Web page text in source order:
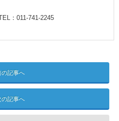
：011-741-2245
の記事へ
の記事へ